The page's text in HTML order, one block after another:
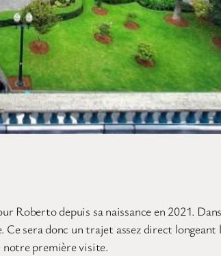
depuis sa naissance en 2021.
sera donc un trajet assez direct longeant
notre première visite.